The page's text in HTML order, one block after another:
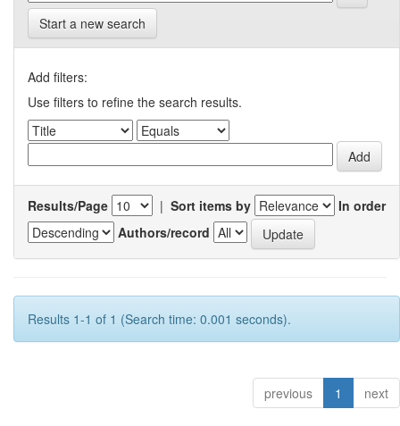
Start a new search
Add filters:
Use filters to refine the search results.
Results/Page | Sort items by
In order
Authors/record
Results 1-1 of 1 (Search time: 0.001 seconds).
previous 1 next